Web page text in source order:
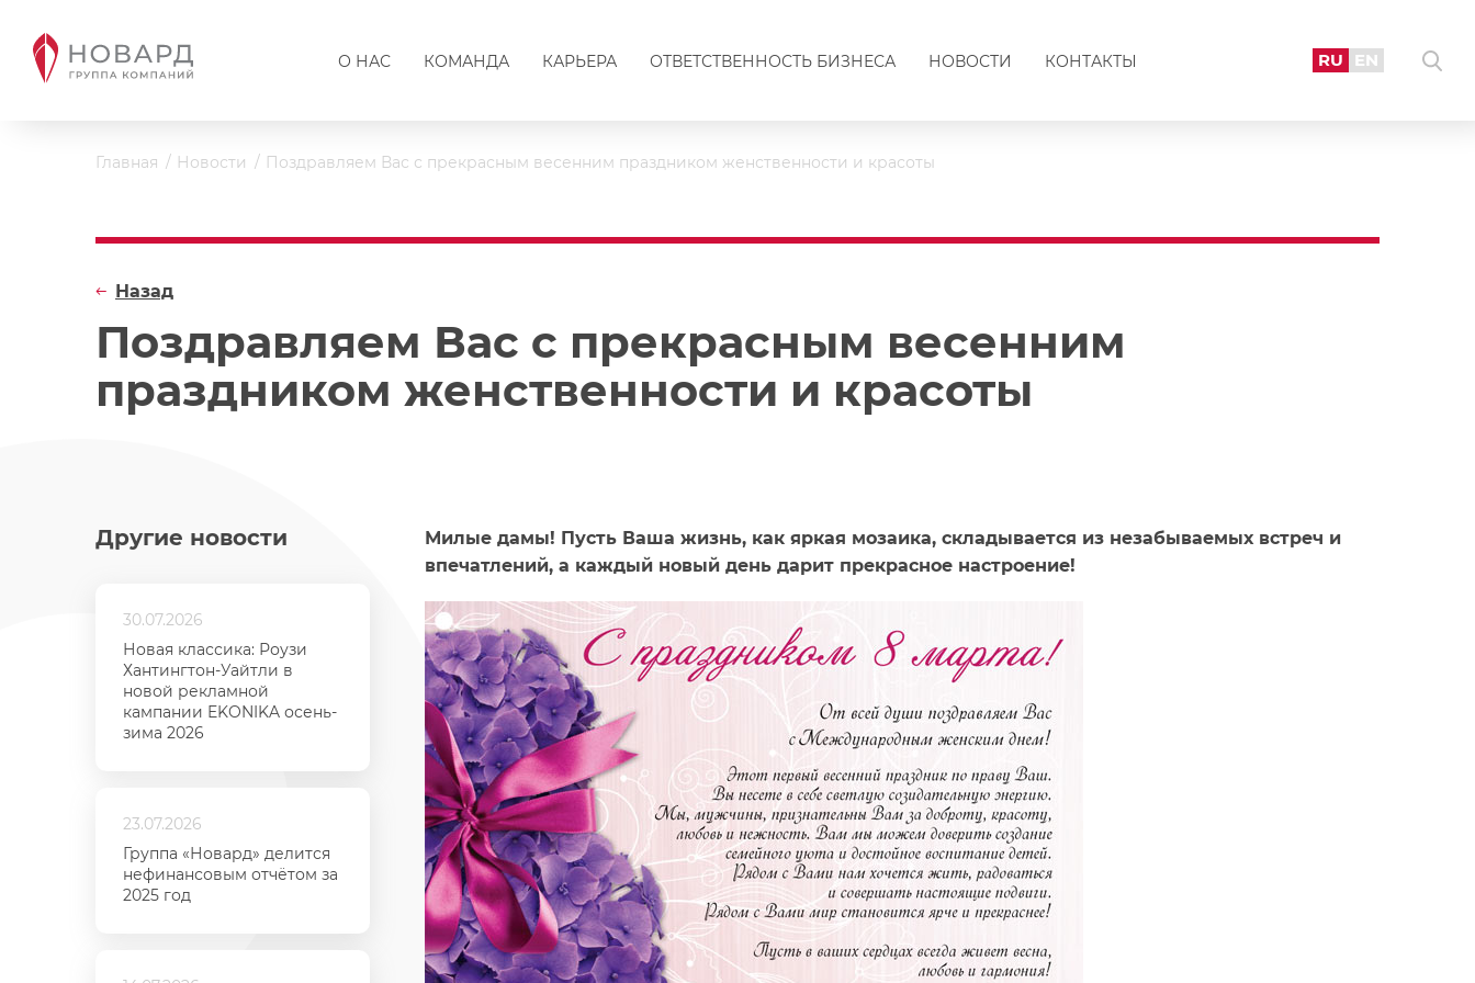
О НАС КОМАНДА КАРЬЕРА ОТВЕТСТВЕННОСТЬ БИЗНЕСА НОВОСТИ КОНТАКТЫ RU EN
Главная Новости Поздравляем Вас с прекрасным весенним праздником женственности и красоты
Поздравляем Вас с прекрасным весенним
праздником женственности и красоты
Назад
Другие новости
30.07.2026
Новая классика: Роузи
Хантингтон-Уайтли в
новой рекламной
кампании EKONIKA осень-
зима 2026
23.07.2026
Группа «Новард» делится
нефинансовым отчётом за
2025 год
Милые дамы! Пусть Ваша жизнь, как яркая мозаика, складывается из незабываемых встреч и
впечатлений, а каждый новый день дарит прекрасное настроение!